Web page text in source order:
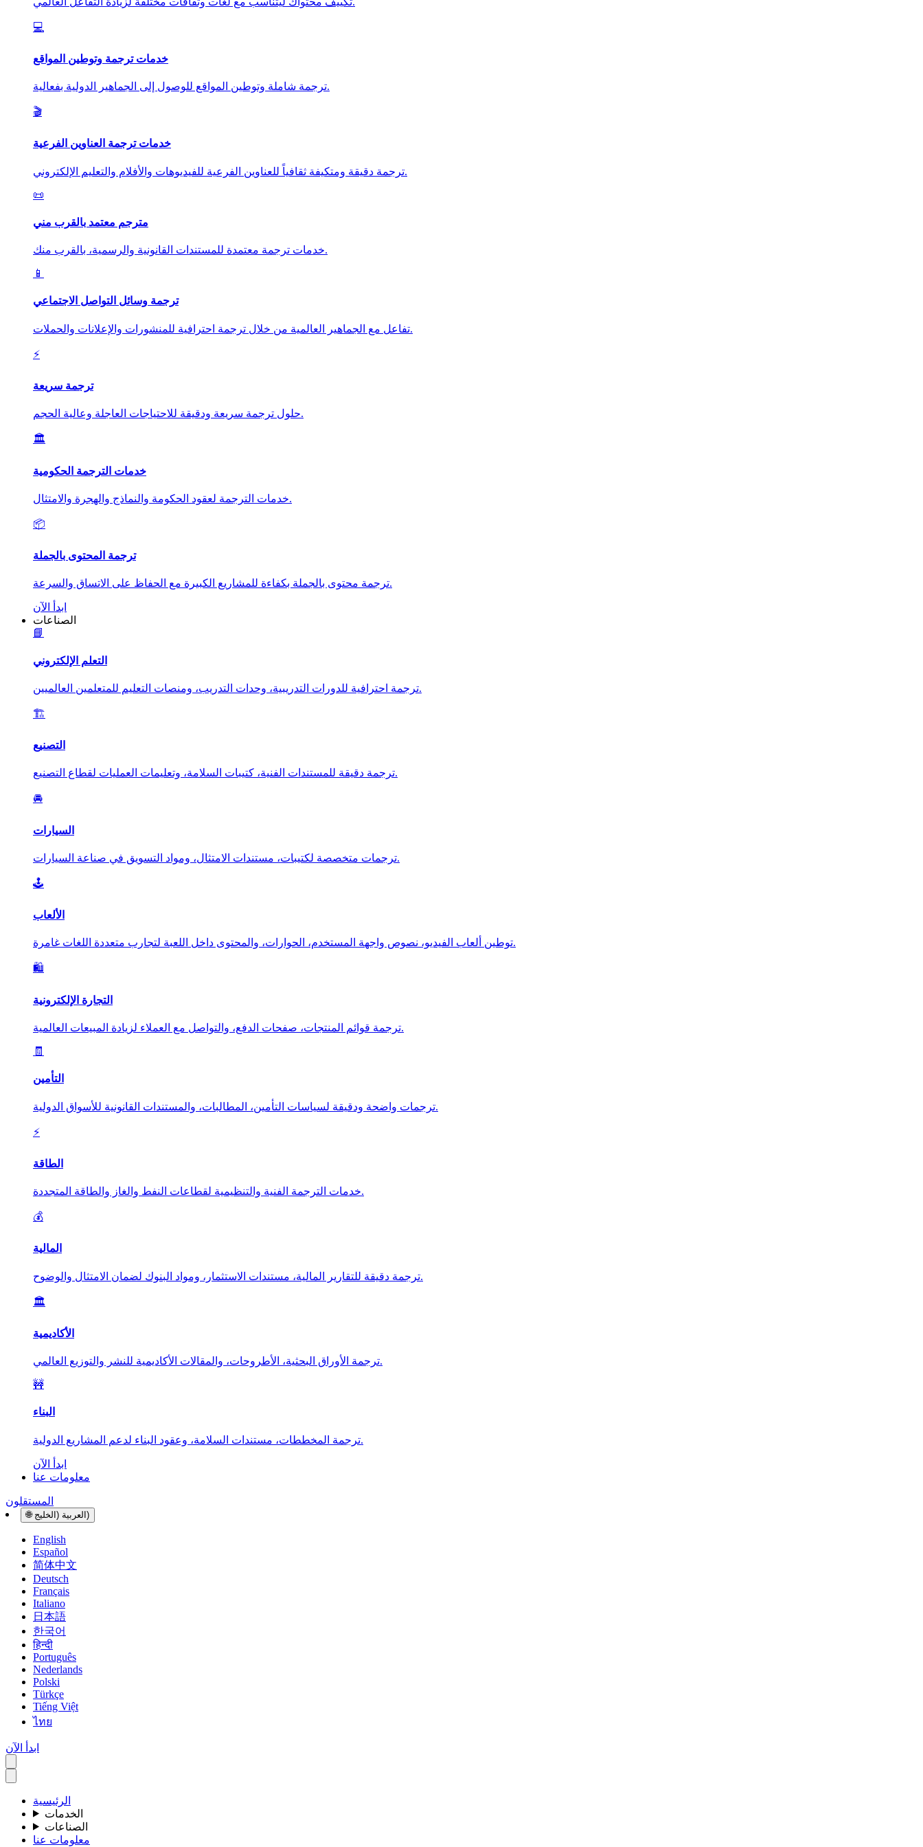
💻
خدمات ترجمة وتوطين المواقع
ترجمة شاملة وتوطين المواقع للوصول إلى الجماهير الدولية بفعالية.
🎬
خدمات ترجمة العناوين الفرعية
ترجمة دقيقة ومتكيفة ثقافياً للعناوين الفرعية للفيديوهات والأفلام والتعليم الإلكتروني.
📜
مترجم معتمد بالقرب مني
خدمات ترجمة معتمدة للمستندات القانونية والرسمية، بالقرب منك.
📱
ترجمة وسائل التواصل الاجتماعي
تفاعل مع الجماهير العالمية من خلال ترجمة احترافية للمنشورات والإعلانات والحملات.
⚡
ترجمة سريعة
حلول ترجمة سريعة ودقيقة للاحتياجات العاجلة وعالية الحجم.
🏛️
خدمات الترجمة الحكومية
خدمات الترجمة لعقود الحكومة والنماذج والهجرة والامتثال.
📦
ترجمة المحتوى بالجملة
ترجمة محتوى بالجملة بكفاءة للمشاريع الكبيرة مع الحفاظ على الاتساق والسرعة.
ابدأ الآن
الصناعات
📘
التعلم الإلكتروني
ترجمة احترافية للدورات التدريبية، وحدات التدريب، ومنصات التعليم للمتعلمين العالميين.
🏗️
التصنيع
ترجمة دقيقة للمستندات الفنية، كتيبات السلامة، وتعليمات العمليات لقطاع التصنيع.
🚘
السيارات
ترجمات متخصصة لكتيبات، مستندات الامتثال، ومواد التسويق في صناعة السيارات.
🕹️
الألعاب
توطين ألعاب الفيديو، نصوص واجهة المستخدم، الحوارات، والمحتوى داخل اللعبة لتجارب متعددة اللغات غامرة.
🛍️
التجارة الإلكترونية
ترجمة قوائم المنتجات، صفحات الدفع، والتواصل مع العملاء لزيادة المبيعات العالمية.
🧾
التأمين
ترجمات واضحة ودقيقة لسياسات التأمين، المطالبات، والمستندات القانونية للأسواق الدولية.
⚡
الطاقة
خدمات الترجمة الفنية والتنظيمية لقطاعات النفط والغاز والطاقة المتجددة.
💰
المالية
ترجمة دقيقة للتقارير المالية، مستندات الاستثمار، ومواد البنوك لضمان الامتثال والوضوح.
🏛️
الأكاديمية
ترجمة الأوراق البحثية، الأطروحات، والمقالات الأكاديمية للنشر والتوزيع العالمي.
🚧
البناء
ترجمة المخططات، مستندات السلامة، وعقود البناء لدعم المشاريع الدولية.
ابدأ الآن
معلومات عنا
المستقلون
🌐 العربية (الخليج)
English
Español
简体中文
Deutsch
Français
Italiano
日本語
한국어
हिन्दी
Português
Nederlands
Polski
Türkçe
Tiếng Việt
ไทย
ابدأ الآن
الرئيسية
الخدمات
الصناعات
معلومات عنا